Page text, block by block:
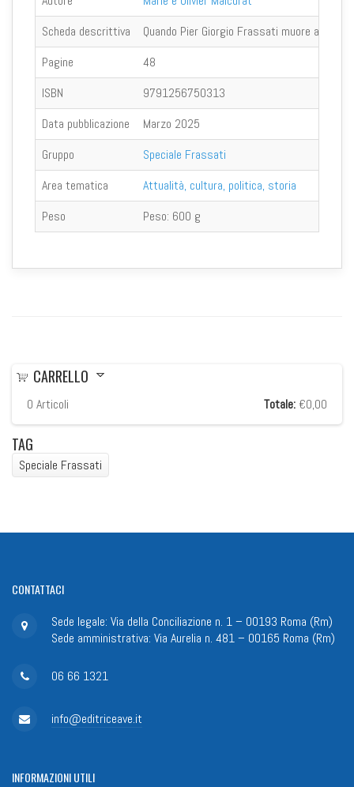
Scheda descrittiva
Quando Pier Giorgio Frassati muore all'età
Pagine
48
ISBN
9791256750313
Data pubblicazione
Marzo 2025
Gruppo
Speciale Frassati
Area tematica
Attualità, cultura, politica, storia
Peso
Peso: 600 g
CARRELLO
0 Articoli Totale: €0,00
TAG
Speciale Frassati
CONTATTACI
Sede legale: Via della Conciliazione n. 1 – 00193 Roma (Rm)
Sede amministrativa: Via Aurelia n. 481 – 00165 Roma (Rm)
06 66 1321
info@editriceave.it
INFORMAZIONIUTILI